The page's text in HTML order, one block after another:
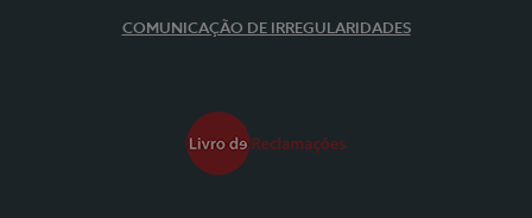
COMUNICAÇÃO DE IRREGULARIDADES